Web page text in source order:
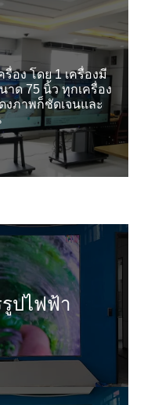
รื่อง โดย 1 เครื่องมี
าด 75 นิ้ว ทุกเครื่อง
งภาพก็ชัดเจนและ
ปไฟฟ้า